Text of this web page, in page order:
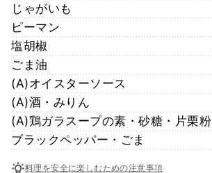
じゃがいも
ピーマン
塩胡椒
ごま油
(A)オイスターソース
(A)酒・みりん
(A)鶏ガラスープの素・砂糖・片栗粉
ブラックペッパー・ごま
料理を安全に楽しむための注意事項